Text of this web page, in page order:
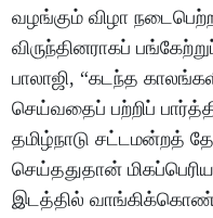
வழங்கும் விழா
விருந்தினராகப்
பாலாஜி, “கடந்த
செய்வதைப் பற்றிப்
தமிழ்நாடு சட்டமன்றத்
செய்ததுதான்
இடத்தில்